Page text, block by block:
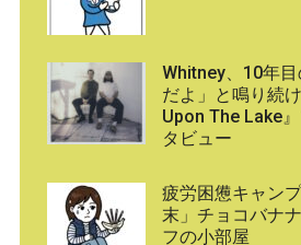
Whitney、10年
だよ」と鳴り続
Upon The Lake
タビュー
疲労困憊キャン
末」チョコバナ
フの小部屋